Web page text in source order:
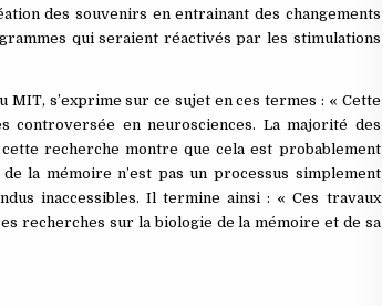
des souvenirs en entrainant des changements
qui seraient réactivés par les stimulations
s’exprime sur ce sujet en ces termes : « Cette
controversée en neurosciences. La majorité des
recherche montre que cela est probablement
la mémoire n’est pas un processus simplement
inaccessibles. Il termine ainsi : « Ces travaux
recherches sur la biologie de la mémoire et de sa